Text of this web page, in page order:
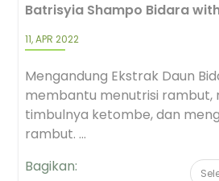
Batrisyia Shampo Bidara
11, APR 2022
Mengandung Ekstrak Daun
membantu menutrisi rambut,
timbulnya ketombe, dan
rambut. ...
Bagikan: